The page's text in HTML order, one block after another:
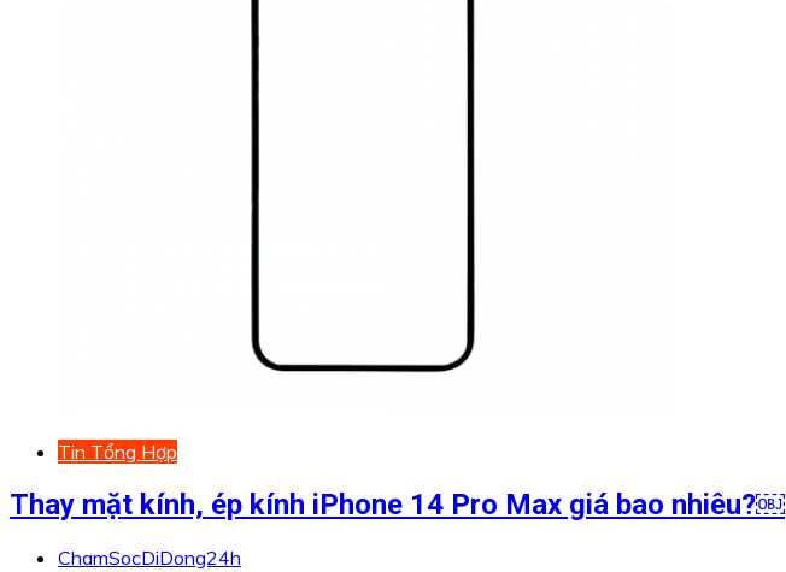
Tin Tổng Hợp
Thay mặt kính, ép kính iPhone 14 Pro Max giá bao nhiêu?￼
ChamSocDiDong24h